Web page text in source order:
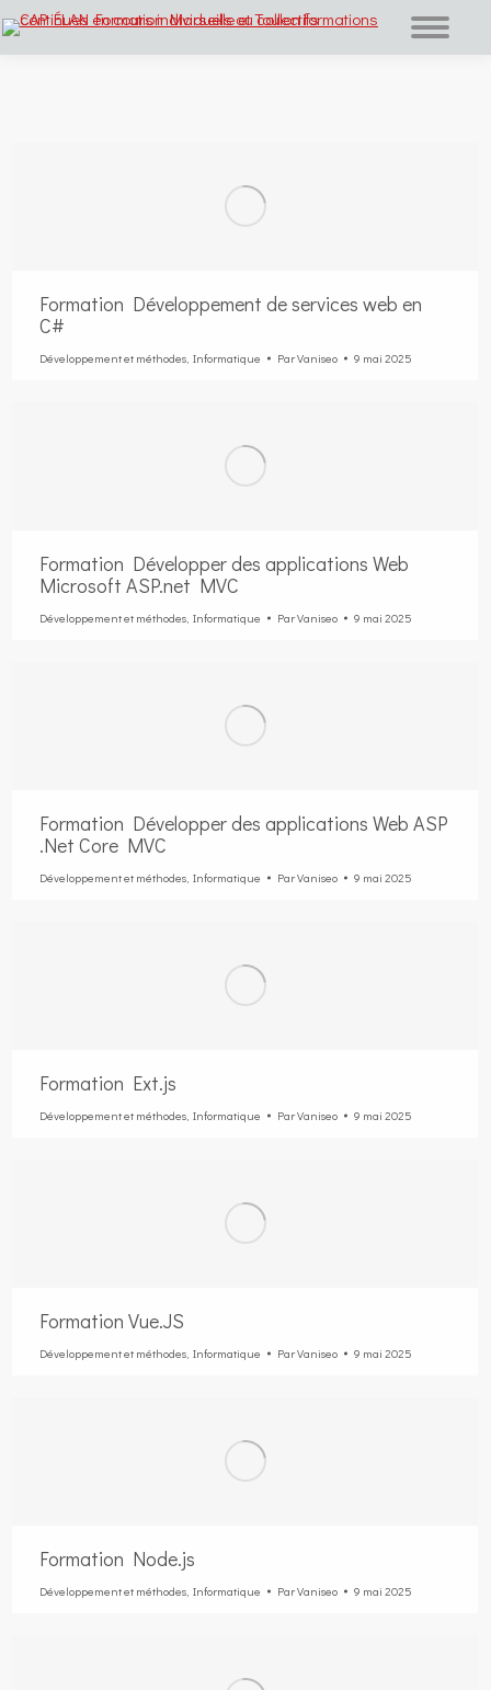
Formation Développement de services web en
C#
Développement et méthodes, Informatique ParVaniseo 9 mai 2025
Formation Développer des applications Web
Microsoft ASP.net MVC
Développement et méthodes, Informatique ParVaniseo 9 mai 2025
Formation Développer des applications Web ASP
.Net Core MVC
Développement et méthodes, Informatique ParVaniseo 9 mai 2025
Formation Ext.js
Développement et méthodes, Informatique ParVaniseo 9 mai 2025
Formation Vue.JS
Développement et méthodes, Informatique ParVaniseo 9 mai 2025
Formation Node.js
Développement et méthodes, Informatique ParVaniseo 9 mai 2025